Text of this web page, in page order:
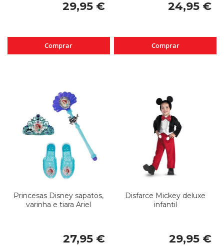
29,95 €
Comprar
24,95 €
Comprar
Princesas Disney sapatos,
varinha e tiara Ariel
27,95 €
Disfarce Mickey deluxe
infantil
29,95 €